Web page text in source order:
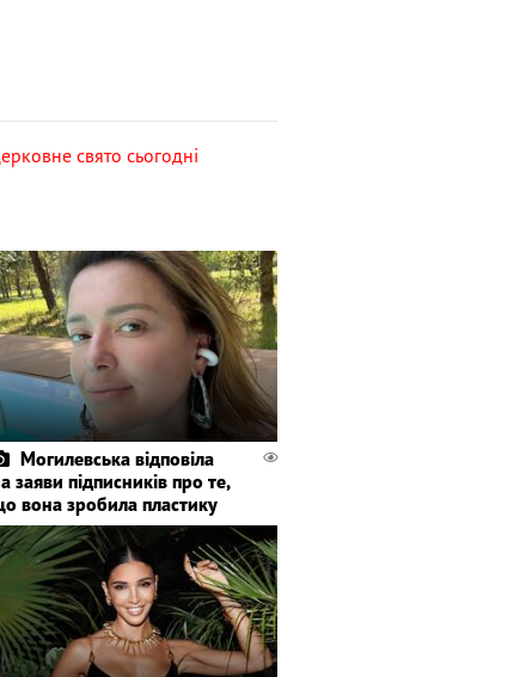
свято сьогодні
Могилевська відповіла
заяви підписників про те,
вона зробила пластику